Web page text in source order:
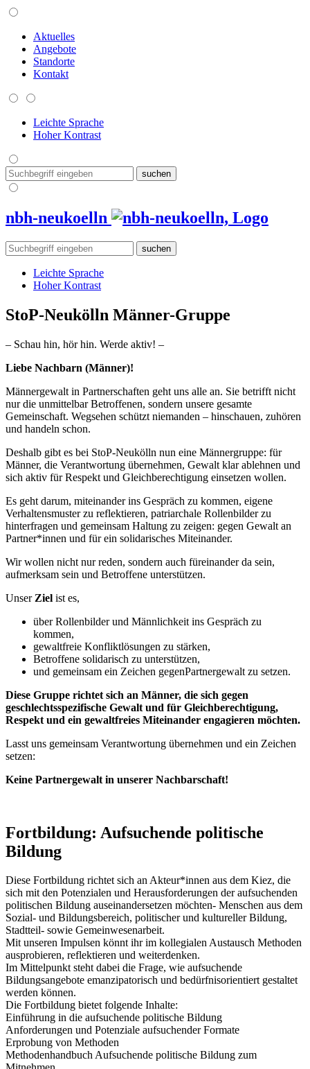
Aktuelles
Angebote
Standorte
Kontakt
Leichte Sprache
Hoher Kontrast
nbh-neukoelln
Leichte Sprache
Hoher Kontrast
StoP-Neukölln Männer-Gruppe
– Schau hin, hör hin. Werde aktiv! –
Liebe Nachbarn (Männer)!
Männergewalt in Partnerschaften geht uns alle an. Sie betrifft nicht
nur die unmittelbar Betroffenen, sondern unsere gesamte
Gemeinschaft. Wegsehen schützt niemanden – hinschauen, zuhören
und handeln schon.
Deshalb gibt es bei StoP-Neukölln nun eine Männergruppe: für
Männer, die Verantwortung übernehmen, Gewalt klar ablehnen und
sich aktiv für Respekt und Gleichberechtigung einsetzen wollen.
Es geht darum, miteinander ins Gespräch zu kommen, eigene
Verhaltensmuster zu reflektieren, patriarchale Rollenbilder zu
hinterfragen und gemeinsam Haltung zu zeigen: gegen Gewalt an
Partner*innen und für ein solidarisches Miteinander.
Wir wollen nicht nur reden, sondern auch füreinander da sein,
aufmerksam sein und Betroffene unterstützen.
UnserZiel ist es,
über Rollenbilder und Männlichkeit ins Gespräch zu
kommen,
gewaltfreie Konfliktlösungen zu stärken,
Betroffene solidarisch zu unterstützen,
und gemeinsam ein Zeichen gegenPartnergewalt zu setzen.
Diese Gruppe richtet sich an Männer, die sich gegen
geschlechtsspezifische Gewalt und für Gleichberechtigung,
Respekt und ein gewaltfreies Miteinander engagieren möchten.
Lasst uns gemeinsam Verantwortung übernehmen und ein Zeichen
setzen:
Keine Partnergewalt in unserer Nachbarschaft!
Fortbildung: Aufsuchende politische
Bildung
Diese Fortbildung richtet sich an Akteur*innen aus dem Kiez, die
sich mit den Potenzialen und Herausforderungen der aufsuchenden
politischen Bildung auseinandersetzen möchten- Menschen aus dem
Sozial- und Bildungsbereich, politischer und kultureller Bildung,
Stadtteil- sowie Gemeinwesenarbeit.
Mit unseren Impulsen könnt ihr im kollegialen Austausch Methoden
ausprobieren, reflektieren und weiterdenken.
Im Mittelpunkt steht dabei die Frage, wie aufsuchende
Bildungsangebote emanzipatorisch und bedürfnisorientiert gestaltet
werden können.
Die Fortbildung bietet folgende Inhalte:
Einführung in die aufsuchende politische Bildung
Anforderungen und Potenziale aufsuchender Formate
Erprobung von Methoden
Methodenhandbuch Aufsuchende politische Bildung zum